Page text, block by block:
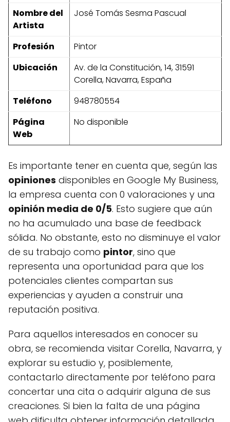
Nombre del
Artista
José Tomás Sesma Pascual
Profesión
Pintor
Ubicación
Av. de la Constitución, 14, 31591
Corella, Navarra, España
Teléfono
948780554
Página
Web
No disponible
Es importante tener en cuenta que, según las
opiniones disponibles en Google My Business,
la empresa cuenta con 0 valoraciones y una
opinión media de 0/5. Esto sugiere que aún
no ha acumulado una base de feedback
sólida. No obstante, esto no disminuye el valor
de su trabajo como pintor, sino que
representa una oportunidad para que los
potenciales clientes compartan sus
experiencias y ayuden a construir una
reputación positiva.
Para aquellos interesados en conocer su
obra, se recomienda visitar Corella, Navarra, y
explorar su estudio y, posiblemente,
contactarlo directamente por teléfono para
concertar una cita o adquirir alguna de sus
creaciones. Si bien la falta de una página